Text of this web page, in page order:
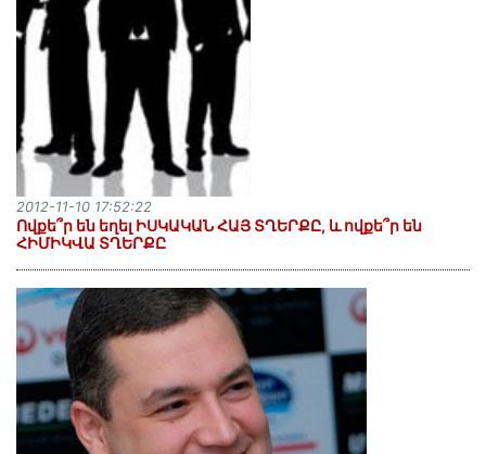
Ովքե՞ր են եղել ԻՍԿԱԿԱՆ ՀԱՅ ՏՂԵՐՔԸ, և ովքե՞ր են
ՀԻՄԻԿՎԱ ՏՂԵՐՔԸ
2012-11-10 17:52:22